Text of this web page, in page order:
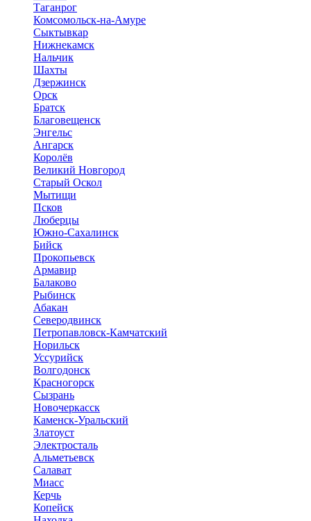
Таганрог
Комсомольск-на-Амуре
Сыктывкар
Нижнекамск
Нальчик
Шахты
Дзержинск
Орск
Братск
Благовещенск
Энгельс
Ангарск
Королёв
Великий Новгород
Старый Оскол
Мытищи
Псков
Люберцы
Южно-Сахалинск
Бийск
Прокопьевск
Армавир
Балаково
Рыбинск
Абакан
Северодвинск
Петропавловск-Камчатский
Норильск
Уссурийск
Волгодонск
Красногорск
Сызрань
Новочеркасск
Каменск-Уральский
Златоуст
Электросталь
Альметьевск
Салават
Миасс
Керчь
Копейск